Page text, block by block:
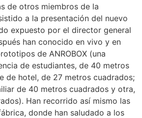
de otros miembros de la
a la presentación del nuevo
expuesto por el director general
han conocido en vivo y en
de ANROBOX (una
de estudiantes, de 40 metros
de hotel, de 27 metros cuadrados;
de 40 metros cuadrados y otra,
Han recorrido así mismo las
donde han saludado a los